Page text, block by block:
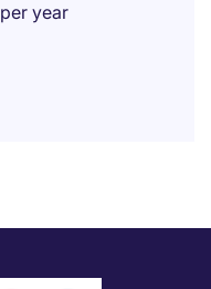
year